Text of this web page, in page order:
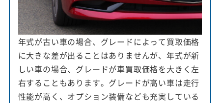
年式が古い車の場合、グレードによって買取価格
に大きな差が出ることはありませんが、年式が新
しい車の場合、グレードが車買取価格を大きく左
右することもあります。グレードが高い車は走行
性能が高く、オプション装備なども充実している